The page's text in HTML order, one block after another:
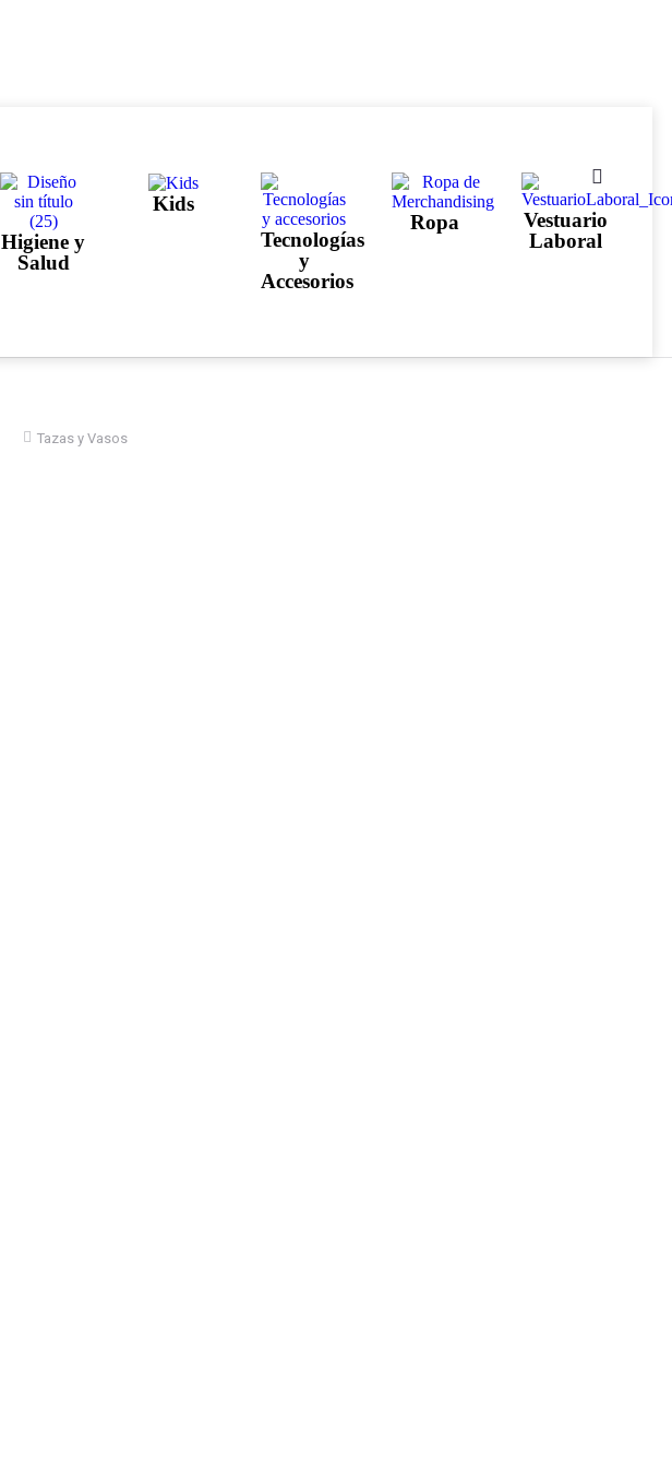
Higiene y
Salud
Kids
Tecnologías
y
Accesorios
Ropa
Vestuario
Laboral
Tazas y Vasos